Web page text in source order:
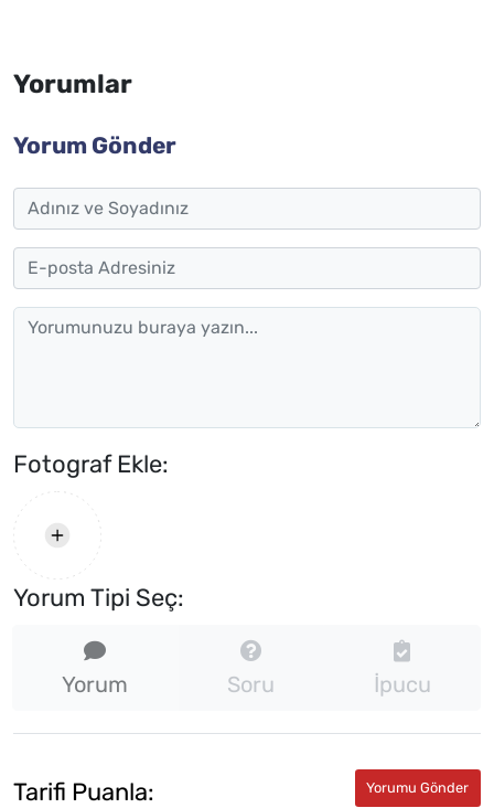
Yorumlar
Yorum Gönder
Fotograf Ekle:
Yorum Tipi Seç:
Yorum Soru İpucu
Tarifi Puanla: